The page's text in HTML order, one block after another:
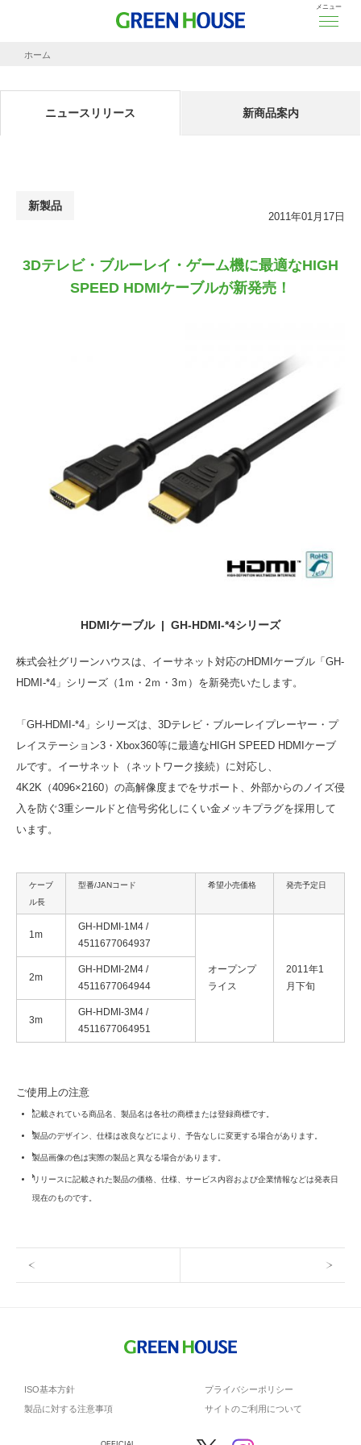
メニュー
ホーム
ニュースリリース 新商品案内
新製品
2011年01月17日
3Dテレビ・ブルーレイ・ゲーム機に最適なHIGH
SPEED HDMIケーブルが新発売！
HDMIケーブル | GH-HDMI-*4シリーズ
株式会社グリーンハウスは、イーサネット対応のHDMIケーブル「GH-
HDMI-*4」シリーズ（1ｍ・2ｍ・3ｍ）を新発売いたします。
「GH-HDMI-*4」シリーズは、3Dテレビ・ブルーレイプレーヤー・プ
レイステーション3・Xbox360等に最適なHIGH SPEED HDMIケーブ
ルです。イーサネット（ネットワーク接続）に対応し、
4K2K（4096×2160）の高解像度までをサポート、外部からのノイズ侵
入を防ぐ3重シールドと信号劣化しにくい金メッキプラグを採用して
います。
ケーブ
ル長
型番/JANコード 希望小売価格 発売予定日
1m
GH-HDMI-1M4 /
4511677064937
オープンプ
ライス
2011年1
月下旬
2m
GH-HDMI-2M4 /
4511677064944
3m
GH-HDMI-3M4 /
4511677064951
ご使用上の注意
記載されている商品名、製品名は各社の商標または登録商標です。
製品のデザイン、仕様は改良などにより、予告なしに変更する場合があります。
製品画像の色は実際の製品と異なる場合があります。
リリースに記載された製品の価格、仕様、サービス内容および企業情報などは発表日
現在のものです。
ISO基本方針
プライバシーポリシー
製品に対する注意事項
サイトのご利用について